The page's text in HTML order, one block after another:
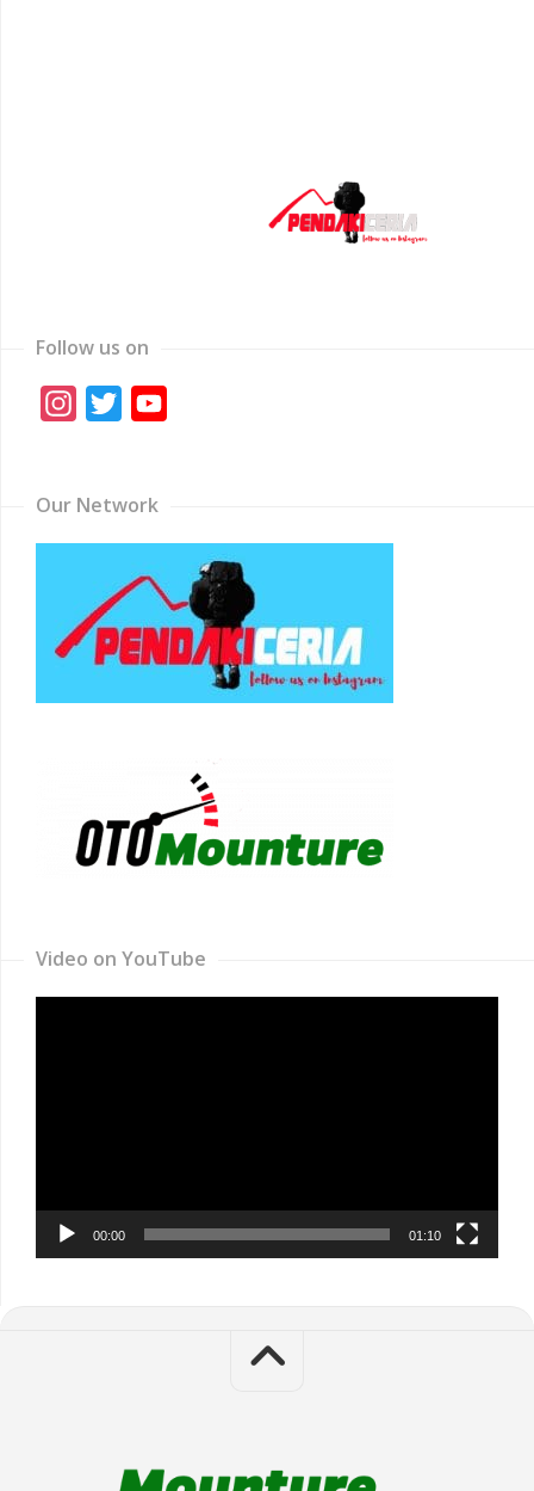
Follow us on
Instagram
Twitter
Our Network
Video on YouTube
00:00 01:10